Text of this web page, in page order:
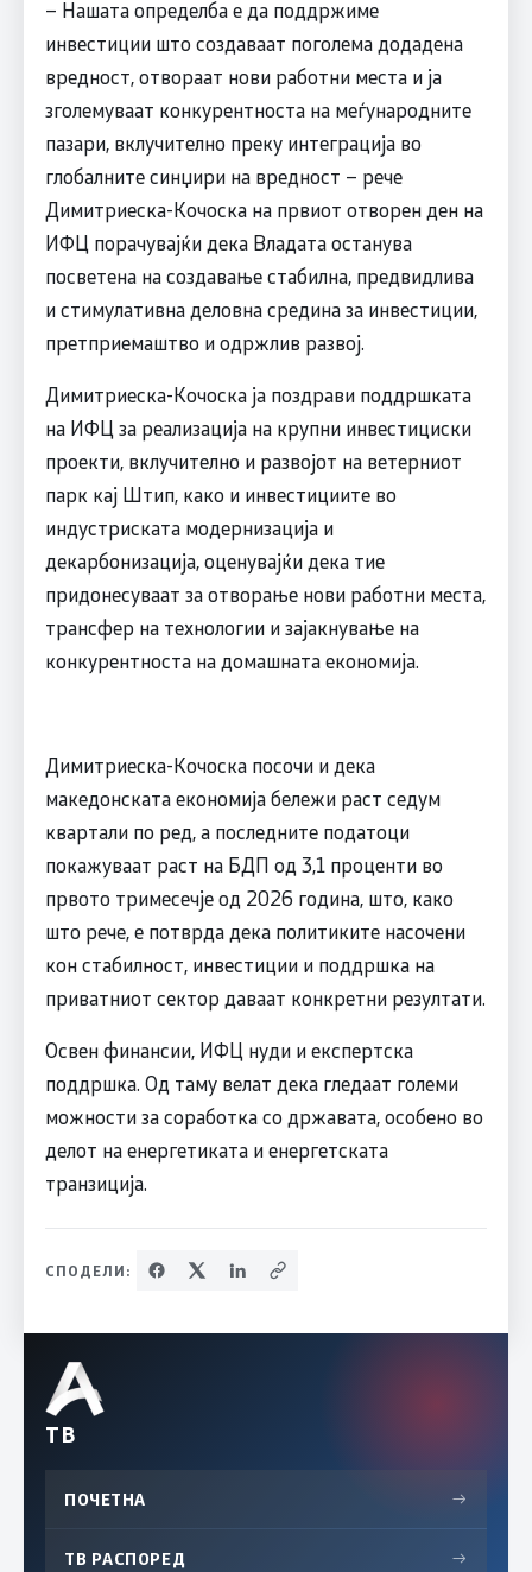
– Нашата определба е да поддржиме
инвестиции што создаваат поголема додадена
вредност, отвораат нови работни места и ја
зголемуваат конкурентноста на меѓународните
пазари, вклучително преку интеграција во
глобалните синџири на вредност – рече
Димитриеска-Кочоска на првиот отворен ден на
ИФЦ порачувајќи дека Владата останува
посветена на создавање стабилна, предвидлива
и стимулативна деловна средина за инвестиции,
претприемаштво и одржлив развој.
Димитриеска-Кочоска ја поздрави поддршката
на ИФЦ за реализација на крупни инвестициски
проекти, вклучително и развојот на ветерниот
парк кај Штип, како и инвестициите во
индустриската модернизација и
декарбонизација, оценувајќи дека тие
придонесуваат за отворање нови работни места,
трансфер на технологии и зајакнување на
конкурентноста на домашната економија.
Димитриеска-Кочоска посочи и дека
македонската економија бележи раст седум
квартали по ред, а последните податоци
покажуваат раст на БДП од 3,1 проценти во
првото тримесечје од 2026 година, што, како
што рече, е потврда дека политиките насочени
кон стабилност, инвестиции и поддршка на
приватниот сектор даваат конкретни резултати.
Освен финансии, ИФЦ нуди и експертска
поддршка. Од таму велат дека гледаат големи
можности за соработка со државата, особено во
делот на енергетиката и енергетската
транзиција.
СПОДЕЛИ:
ТВ
ПОЧЕТНА →
ТВ РАСПОРЕД →